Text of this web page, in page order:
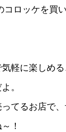
コロッケを買
軽に楽しめ
。
てるお店で
！